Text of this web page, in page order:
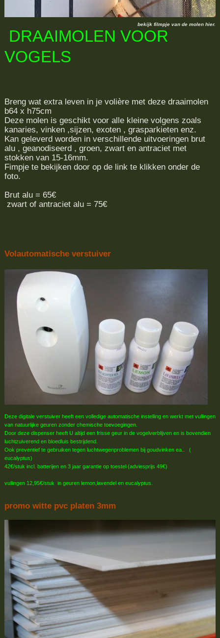
bekijk filmpje van de molen hier.
DRAAIMOLEN VOOR
VOGELS
Breng wat extra leven in je volière met deze draaimolen
b64 x h75cm
Deze molen is geschikt voor alle kleine volgens zoals
kanaries, vinken ,sijzen, exoten , grasparkieten enz.
Kan geleverd worden in verschillende uitvoeringen brut
alu , geanodiseerd , groen, zwart en antraciet met
stokken van 15-16mm.
Fimpje te bekijken door op de link te klikken onder de
foto.
Brut alu = 65€
zwart of antraciet alu = 75€
Volautomatische verstuiver
Deze digitale verstuiver heeft een volledige automatische instelling en werkt met vullingen
van natuurlijke geuren zonder chemische toevoegingen.
Door deze dispenser heeft U altijd een frisse geur in de vogelverblijven en is bovendien
luchtzuiverend en bloedluis bestrijdend.
Ook preventief te gebruiken tegen luchtwegenproblemen bij goudvinken ea.. (
eucalyptus)
42€/stuk incl. batterijen en 3 jaar garantie op toestel (adviesprijs 49€)
vullingen 12,95€/stuk in geuren lemon,lavendel en eucalyptus.
promo witte pvc platen 3mm